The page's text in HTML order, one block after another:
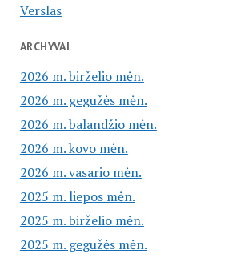
Verslas
ARCHYVAI
2026 m. birželio mėn.
2026 m. gegužės mėn.
2026 m. balandžio mėn.
2026 m. kovo mėn.
2026 m. vasario mėn.
2025 m. liepos mėn.
2025 m. birželio mėn.
2025 m. gegužės mėn.